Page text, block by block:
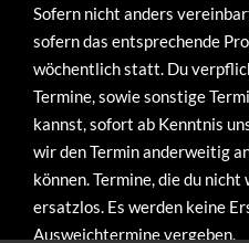
Sofern nicht anders
sofern das entsprechende
wöchentlich statt. Du
Termine, sowie sonstige
kannst, sofort ab Kenntnis
wir den Termin anderweitig
können. Termine, die du
ersatzlos. Es werden keine
Ausweichtermine vergeben.